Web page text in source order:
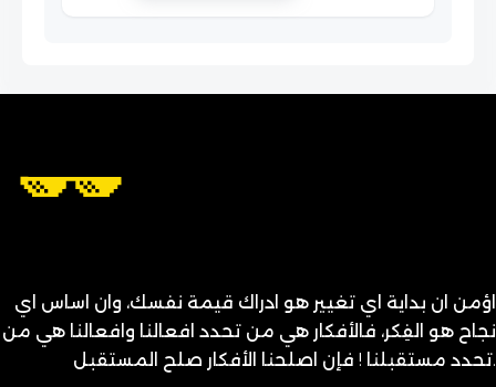
اؤمن ان بداية اي تغيير هو ادراك قيمة نفسك، وان اساس اي
نجاح هو الفِكر، فالأفكار هي من تحدد افعالنا وافعالنا هي من
تحدد مستقبلنا ! فإن اصلحنا الأفكار صلح المستقبل.